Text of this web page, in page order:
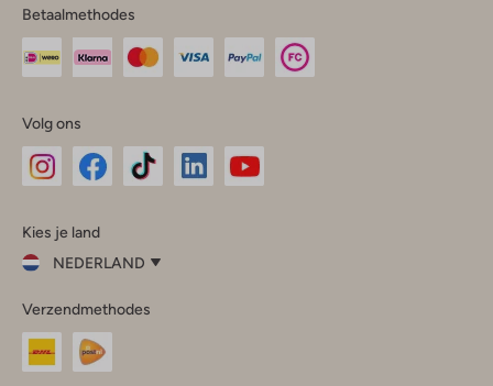
Betaalmethodes
Volg ons
InstagramFacebook
Kies je land
NEDERLAND
je
land
Nederland
Verzendmethodes